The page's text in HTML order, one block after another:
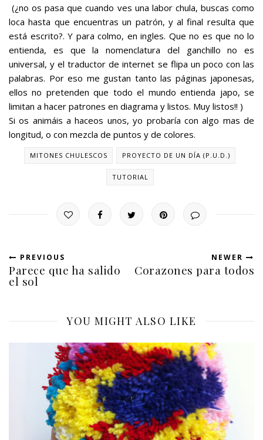
(¿no os pasa que cuando ves una labor chula, buscas como
loca hasta que encuentras un patrón, y al final resulta que
está escrito?. Y para colmo, en ingles. Que no es que no lo
entienda, es que la nomenclatura del ganchillo no es
universal, y el traductor de internet se flipa un poco con las
palabras. Por eso me gustan tanto las páginas japonesas,
ellos no pretenden que todo el mundo entienda japo, se
limitan a hacer patrones en diagrama y listos. Muy listos!! )
Si os animáis a haceos unos, yo probaría con algo mas de
longitud, o con mezcla de puntos y de colores.
MITONES CHULESCOS PROYECTO DE UN DÍA (P.U.D.)
TUTORIAL
PREVIOUS
Parece que ha salido
el sol
NEWER
Corazones para todos
YOU MIGHT ALSO LIKE